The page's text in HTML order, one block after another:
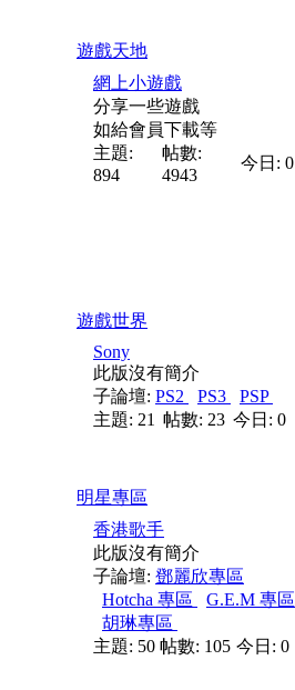
遊戲天地
網上小遊戲
分享一些遊戲
如給會員下載等
主題:
894
帖數:
4943
今日: 0
遊戲世界
Sony
此版沒有簡介
子論壇: PS2 PS3
PSP
主題: 21 帖數: 23 今日: 0
明星專區
香港歌手
此版沒有簡介
子論壇: 鄧麗欣專區
Hotcha 專區
G.E.M 專區
胡琳專區
主題: 50 帖數: 105 今日: 0